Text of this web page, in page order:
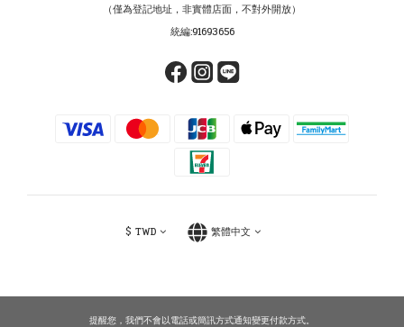
（僅為登記地址，非實體店面，不對外開放）
統編:91693656
$ TWD 繁體中文
提醒您，我們不會以電話或簡訊方式通知變更付款方式。